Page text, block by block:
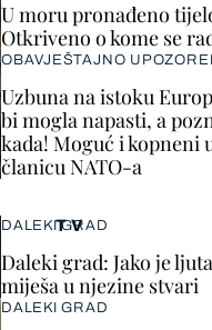
U moru pronađeno
Otkriveno o kome se
OBAVJEŠTAJNO
Uzbuna na istoku
bi mogla napasti, a
kada! Moguć i kopneni
članicu NATO-a
TV
DALEKI GRAD
Daleki grad: Jako je
miješa u njezine stvari
DALEKI GRAD